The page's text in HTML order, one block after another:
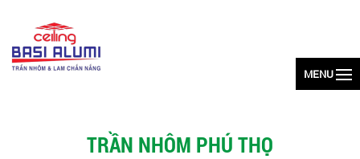
MENU
TRẦN NHÔM PHÚ THỌ